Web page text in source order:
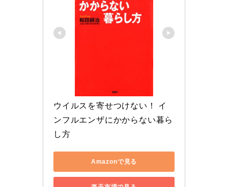
ウイルスを寄せつけない！ イ
ンフルエンザにかからない暮ら
し方
Amazonで見る